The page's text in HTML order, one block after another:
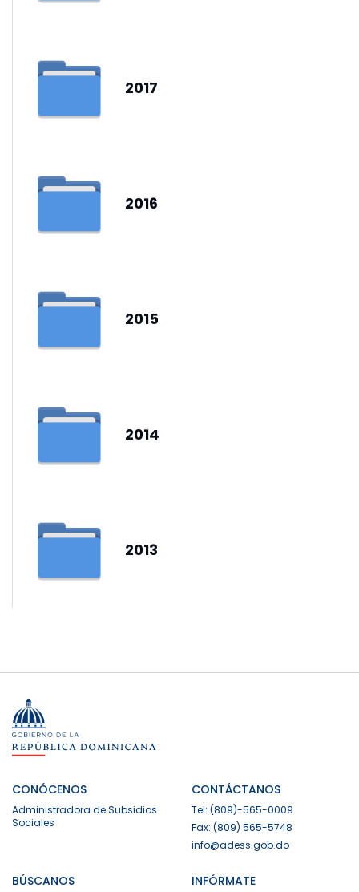
2017
2016
2015
2014
2013
CONÓCENOS
Administradora de Subsidios
Sociales
CONTÁCTANOS
Tel: (809)-565-0009
Fax: (809) 565-5748
info@adess.gob.do
BÚSCANOS INFÓRMATE